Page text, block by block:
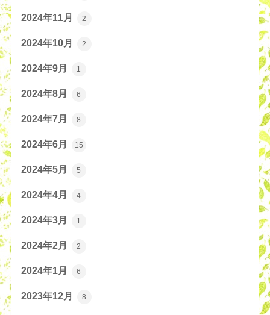
2024年11月 2
2024年10月 2
2024年9月 1
2024年8月 6
2024年7月 8
2024年6月 15
2024年5月 5
2024年4月 4
2024年3月 1
2024年2月 2
2024年1月 6
2023年12月 8